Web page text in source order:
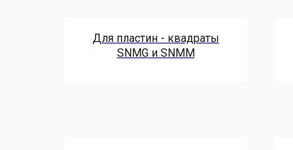
Для пластин - квадраты
SNMG и SNMM